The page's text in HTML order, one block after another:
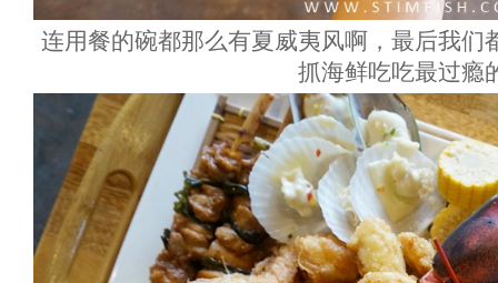
连用餐的碗都那么有夏威夷风啊，最后我们
抓海鲜吃吃最过瘾